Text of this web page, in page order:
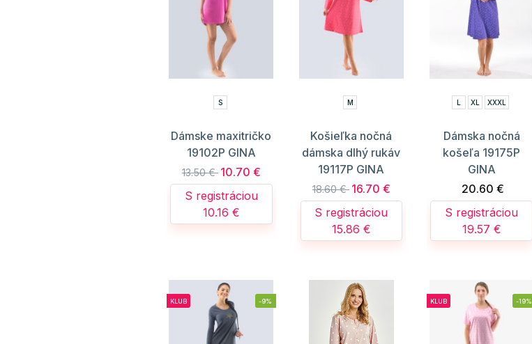
S
Dámske maxitričko
19102P GINA
13.50 € 10.70 €
S registráciou
10.16 €
M
Košieľka nočná
dámska dlhý rukáv
19117P GINA
18.60 € 16.70 €
S registráciou
15.86 €
L XL XXXL
Dámska nočná
košeľa 19175P
GINA
20.60 €
S registráciou
19.57 €
KLUB -9% KLUB -19%